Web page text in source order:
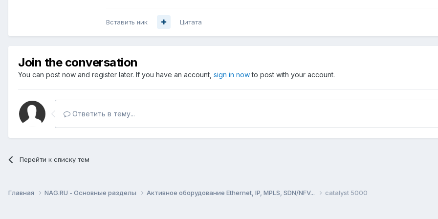
Вставить ник Цитата
Join the conversation
You can post now and register later. If you have an account, sign in nowto post with your account.
Ответить в тему...
Перейти к списку тем
Главная NAG.RU - Основные разделы Активное оборудование Ethernet, IP, MPLS, SDN/NFV... catalyst 5000